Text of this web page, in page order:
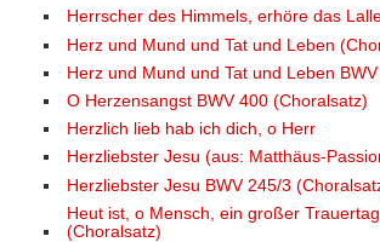
Herrscher des Himmels, erhöre das
Herz und Mund und Tat und Leben
Herz und Mund und Tat und Leben
O Herzensangst BWV 400 (Choralsatz)
Herzlich lieb hab ich dich, o Herr
Herzliebster Jesu (aus: Matthäus-
Herzliebster Jesu BWV 245/3
Heut ist, o Mensch, ein großer
(Choralsatz)